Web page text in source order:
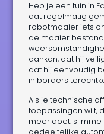
Heb je een tuin in
dat regelmatig
robotmaaier iets
de maaier
aankan, dat hij
dat hij eenvoudig
in borders
Als je technische
toepassingen wilt,
meer doet: slimme
gedeeltelijke